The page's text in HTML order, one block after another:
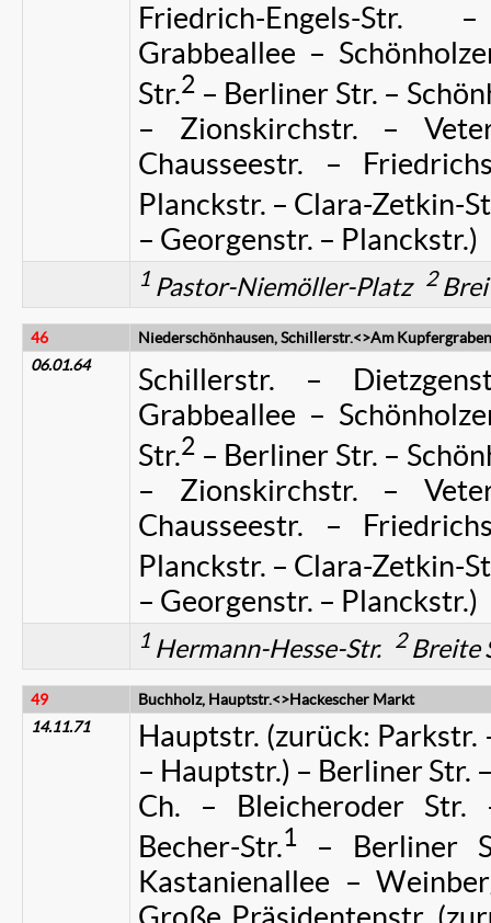
Friedrich-Engels-Str.
Grabbeallee –
Str.2 – Berliner Str. –
– Zionskirchstr. –
Chausseestr. –
Planckstr. – Clara-Zetkin-
– Georgenstr. – Planckstr.)
1 Pastor-Niemöller-Platz 2
46
Niederschönhausen, Schillerstr.<>Am Kupfergraben
06.01.64
Schillerstr. –
Grabbeallee –
Str.2 – Berliner Str. –
– Zionskirchstr. –
Chausseestr. –
Planckstr. – Clara-Zetkin-
– Georgenstr. – Planckstr.)
1 Hermann-Hesse-Str. 2Breite
49
Buchholz, Hauptstr.<>Hackescher Markt
14.11.71
Hauptstr. (zurück:
– Hauptstr.) – Berliner Str.
Ch. – Bleicheroder Str.
Becher-Str.1 – Berliner
Kastanienallee –